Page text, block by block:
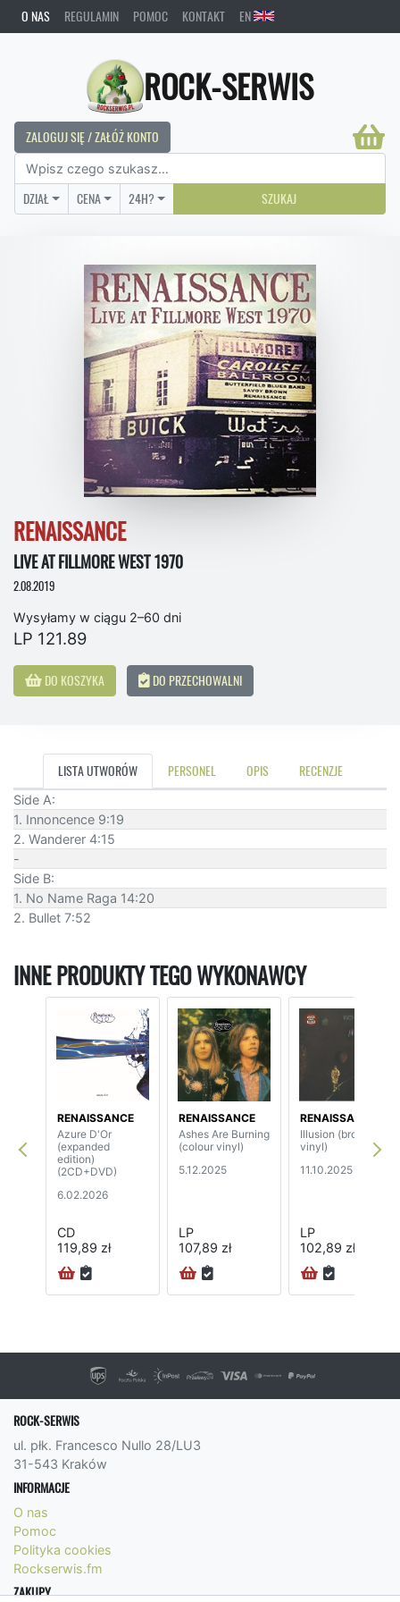
O NAS REGULAMIN POMOC KONTAKT EN
ROCK-SERWIS
ZALOGUJ SIĘ / ZAŁÓŻ KONTO
DZIAŁ CENA 24H? SZUKAJ
RENAISSANCE
LIVE AT FILLMORE WEST 1970
2.08.2019
Wysyłamy w ciągu 2–60 dni
LP 121.89
DO KOSZYKA DO PRZECHOWALNI
LISTA UTWORÓW PERSONEL OPIS RECENZJE
Side A:
1. Innoncence 9:19
2. Wanderer 4:15
-
Side B:
1. No Name Raga 14:20
2. Bullet 7:52
INNE PRODUKTY TEGO WYKONAWCY
RENAISSANCE
Azure D'Or
(expanded
edition)
(2CD+DVD)
6.02.2026
CD
119,89 zł
RENAISSANCE
Ashes Are Burning
(colour vinyl)
5.12.2025
LP
107,89 zł
RENAISSANCE
Illusion (brown
vinyl)
11.10.2025
LP
102,89 zł
ROCK-SERWIS
ul. płk. Francesco Nullo 28/LU3
31-543 Kraków
INFORMACJE
O nas
Pomoc
Polityka cookies
Rockserwis.fm
ZAKUPY